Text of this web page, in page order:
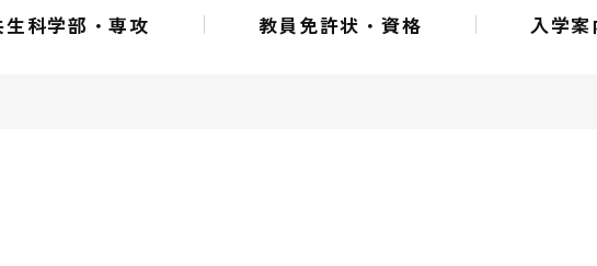
生科学部・専攻 教員免許状・資格 入学案